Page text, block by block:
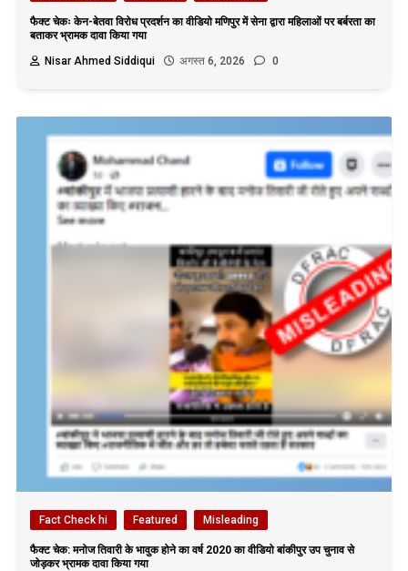
फैक्ट चेकः केन-बेतवा विरोध प्रदर्शन का वीडियो मणिपुर में सेना द्वारा महिलाओं पर बर्बरता का
बताकर भ्रामक दावा किया गया
Nisar Ahmed Siddiqui
अगस्त 6, 2026 0
Fact Check hi Featured Misleading
फैक्ट चेक: मनोज तिवारी के भावुक होने का वर्ष 2020 का वीडियो बांकीपुर उप चुनाव से
जोड़कर भ्रामक दावा किया गया